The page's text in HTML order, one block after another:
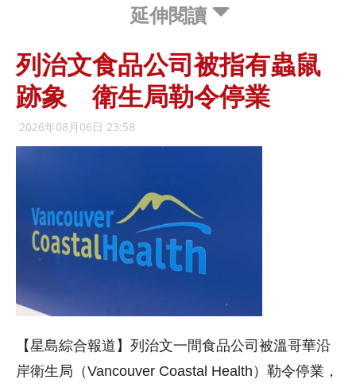
延伸閱讀
列治文食品公司被指有蟲鼠
跡象 衛生局勒令停業
2026年08月06日 23:58
【星島綜合報道】列治文一間食品公司被溫哥華沿
岸衛生局（Vancouver Coastal Health）勒令停業，